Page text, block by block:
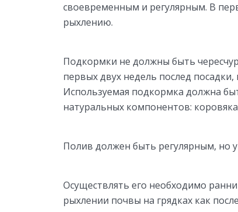
своевременным и регулярным. В
рыхлению.
Подкормки не должны быть
первых двух недель послед
Используемая подкормка должна
натуральных компонентов:
Полив должен быть регулярным, но
Осуществлять его необходимо
рыхлении почвы на грядках как